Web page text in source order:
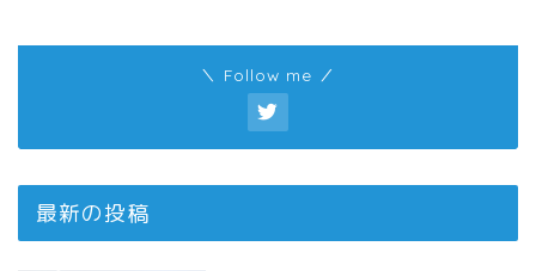
＼ Follow me ／
最新の投稿